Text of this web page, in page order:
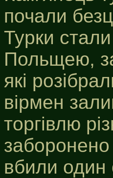
почали
Турки
Польщею,
які
вірмен
торгівлю
вбили один